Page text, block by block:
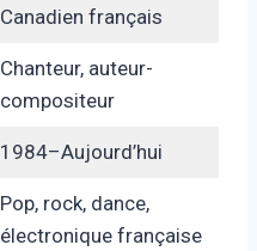
Canadien français
Chanteur, auteur-
compositeur
1984–Aujourd’hui
Pop, rock, dance,
électronique française